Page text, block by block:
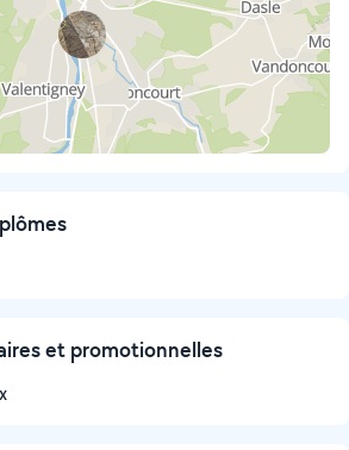
et promotionnelles